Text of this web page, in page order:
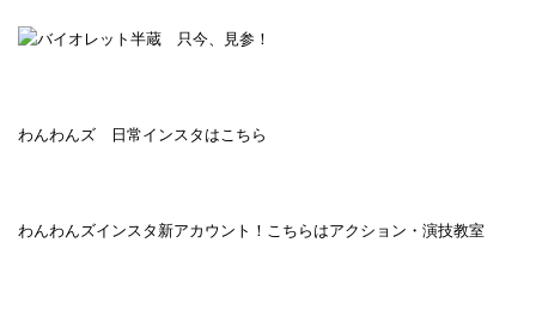
わんわんズ 日常インスタはこちら
わんわんズインスタ新アカウント！こちらはアクション・演技教室